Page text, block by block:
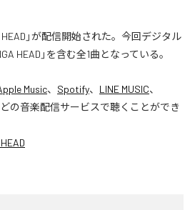
HEAD」が配信開始された。今回デジタル
HEAD」を含む全1曲となっている。
Music、 Spotify、 LINE MUSIC、
の音楽配信サービスで聴くことができ